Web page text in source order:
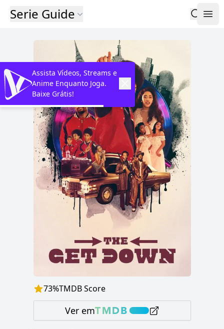
Serie Guide
73%TMDB Score
Ver em
Assista Vídeos, Streams e
Anime Enquanto Joga.
Baixe Grátis!